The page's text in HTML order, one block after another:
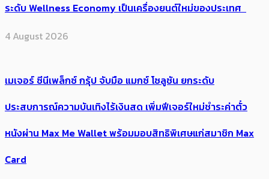
ระดับ Wellness Economy เป็นเครื่องยนต์ใหม่ของประเทศ
4 August 2026
เมเจอร์ ซีนีเพล็กซ์ กรุ้ป จับมือ แมกซ์ โซลูชัน ยกระดับ
ประสบการณ์ความบันเทิงไร้เงินสด เพิ่มฟีเจอร์ใหม่ชำระค่าตั๋ว
หนังผ่าน Max Me Wallet พร้อมมอบสิทธิพิเศษแก่สมาชิก Max
Card